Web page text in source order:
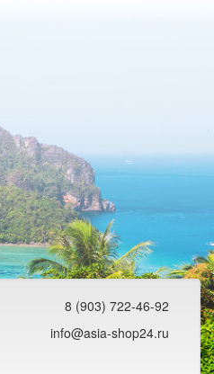
8 (903) 722-46-92
info@asia-shop24.ru